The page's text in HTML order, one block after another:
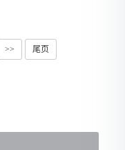
>> 尾页